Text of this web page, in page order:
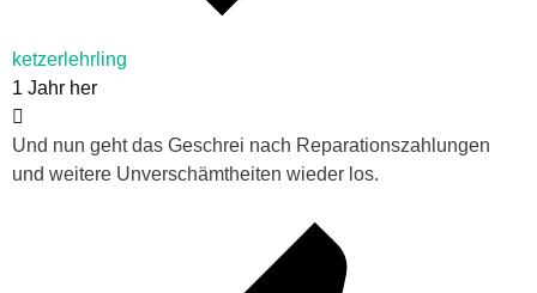
ketzerlehrling
1 Jahr her
Und nun geht das Geschrei nach Reparationszahlungen
und weitere Unverschämtheiten wieder los.